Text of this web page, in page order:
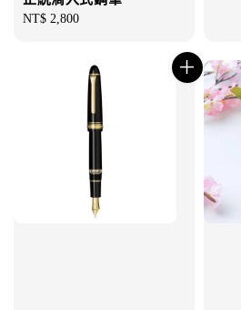
Regular
NT$ 2,800